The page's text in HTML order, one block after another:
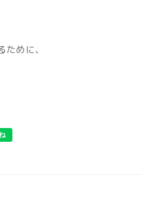
めに、